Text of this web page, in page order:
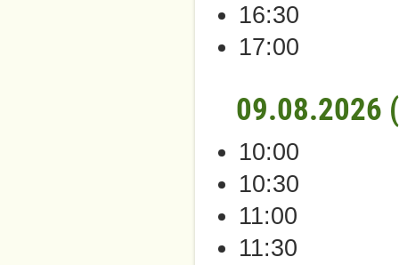
16:30
17:00
09.08.2026
10:00
10:30
11:00
11:30